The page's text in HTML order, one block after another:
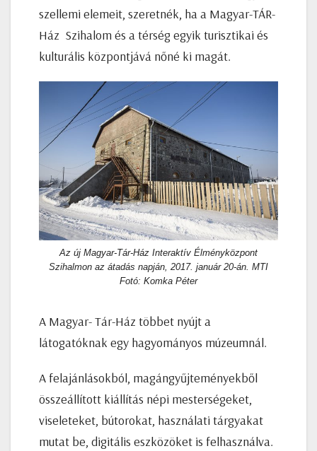
szellemi elemeit, szeretnék, ha a Magyar-TÁR-
Ház Szihalom és a térség egyik turisztikai és
kulturális központjává nőné ki magát.
Az új Magyar-Tár-Ház Interaktív Élményközpont
Szihalmon az átadás napján, 2017. január 20-án. MTI
Fotó: Komka Péter
A Magyar- Tár-Ház többet nyújt a
látogatóknak egy hagyományos múzeumnál.
A felajánlásokból, magángyűjteményekből
összeállított kiállítás népi mesterségeket,
viseleteket, bútorokat, használati tárgyakat
mutat be, digitális eszközöket is felhasználva.